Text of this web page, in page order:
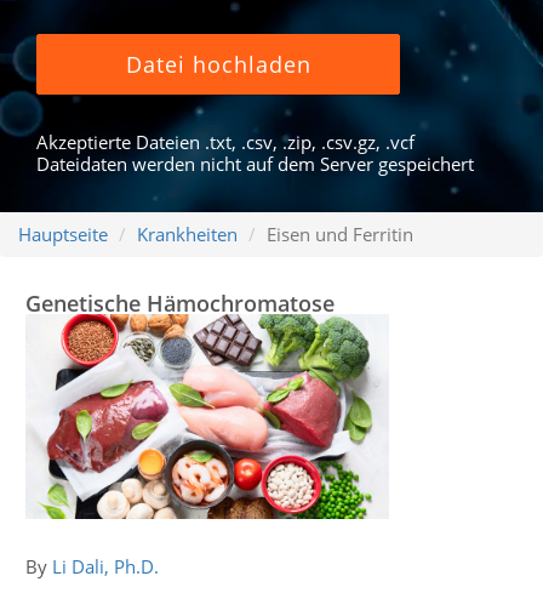
Datei hochladen
Akzeptierte Dateien .txt, .csv, .zip, .csv.gz, .vcf
Dateidaten werden nicht auf dem Server gespeichert
Hauptseite Krankheiten Eisen und Ferritin
Genetische Hämochromatose
By Li Dali, Ph.D.